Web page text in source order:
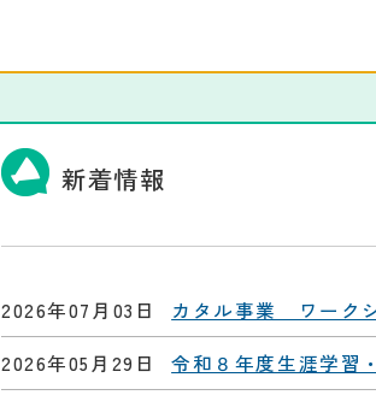
新着情報
2026年07月03日
カタル事業 ワーク
2026年05月29日
令和８年度生涯学習